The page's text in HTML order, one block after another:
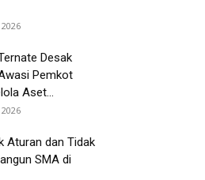
Desak
Pemkot
Aset...
Aturan dan Tidak
SMA di